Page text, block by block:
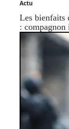
Actu
Les bienfaits
: compagnon